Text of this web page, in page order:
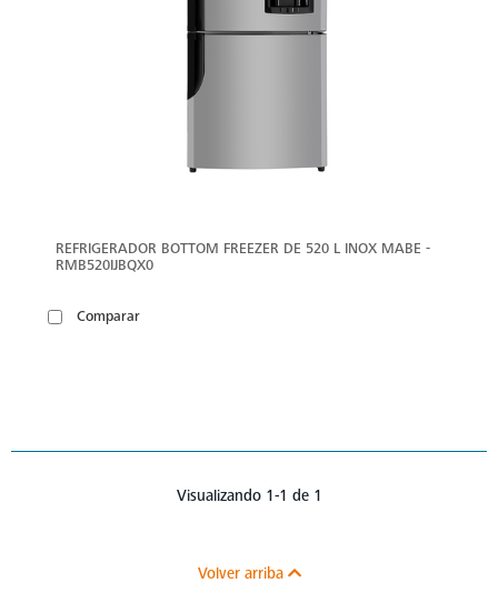
REFRIGERADOR BOTTOM FREEZER DE 520 L INOX MABE -
RMB520IJBQX0
Comparar
Visualizando 1-1 de 1
Volver arriba